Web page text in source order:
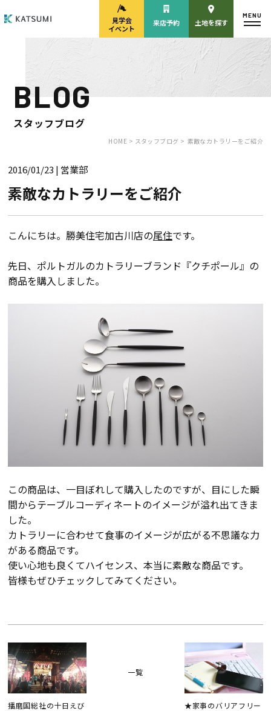
モデルハウス
来場予約
見学会・
来店予約
HOME
手間ひまかけた家づくり
KATSUMIの標準仕様 和暮-なごみ-
耐震性能+制震性能
断熱・気密性能と快適性
長期優良住宅
ラインナップ
施工実績
見学会
イベント
来店予約 土地を探す
MENU
BLOG
スタッフブログ
HOME > スタッフブログ > 素敵なカトラリーをご紹介
2016/01/23 | 営業部
素敵なカトラリーをご紹介
こんにちは。勝美住宅加古川店の尾住です。
先日、ポルトガルのカトラリーブランド『クチポール』の
商品を購入しました。
この商品は、一目ぼれして購入したのですが、目にした瞬
間からテーブルコーディネートのイメージが溢れ出てきま
した。
カトラリーに合わせて食事のイメージが広がる不思議な力
がある商品です。
使い心地も良くてハイセンス、本当に素敵な商品です。
皆様もぜひチェックしてみてください。
播磨国総社の十日えび
一覧
★家事のバリアフリー